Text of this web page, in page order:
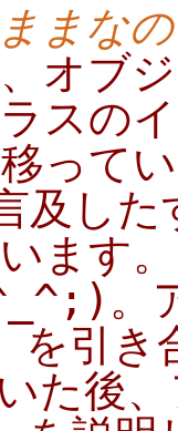
まな
オブ
スの
って
した
ます
。
引き
た後